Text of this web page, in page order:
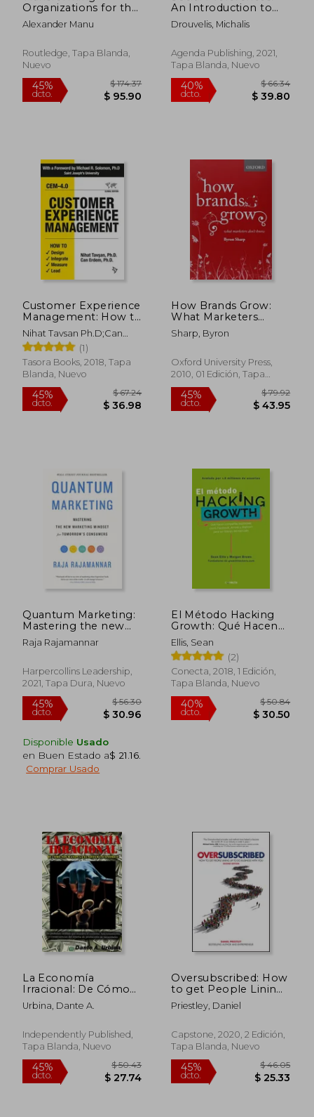
Organizations for the
Subscription
Economy: Starting
Alexander Manu
Routledge, Tapa Blanda,
Nuevo
45%
dcto.
An Introduction to
Behavioural
Economics and
Research (en Inglés)
Drouvelis, Michalis
Agenda Publishing, 2021,
Tapa Blanda, Nuevo
40%
dcto.
Customer Experience
Management: How to
Design, Integrate,
Measure and Lead (en
Inglés)
Nihat Tavsan Ph.D;Can
Erdem Ph.D (1)
Tasora Books, 2018, Tapa
Blanda, Nuevo
45%
How Brands Grow:
What Marketers
Don'T Know (en
Inglés)
Sharp, Byron
Oxford University Press,
2010, 01 Edición, Tapa
Dura, Nuevo
45%
Quantum Marketing:
Mastering the new
Marketing Mindset
for Tomorrow's
Inglés)
Raja Rajamannar
Harpercollins Leadership,
2021, Tapa Dura, Nuevo
45%
dcto. $ 30.96
Disponible Usado
en Buen Estado a$ 21.16
Comprar Usado
El Método Hacking
Growth: Qué Hacen
Compañias
Explosivas Como
Facebook, Airbnb Y
Walmart Para Ser
Líderes En El
Growth = Hacking
Grow
Ellis, Sean
(2)
Conecta, 2018, 1 Edición,
Tapa Blanda, Nuevo
40%
dcto.
La Economía
Irracional: De Cómo
nos Manipula el
Sistema Económico
Urbina, Dante A.
Independently Published,
Tapa Blanda, Nuevo
Oversubscribed: How
to get People Lining
up to do Business
With you (en Inglés)
Priestley, Daniel
Capstone, 2020, 2 Edición,
Tapa Blanda, Nuevo